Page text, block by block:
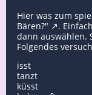
Hier was zum
Bären?"
.
dann auswählen.
Folgendes
isst
tanzt
küsst